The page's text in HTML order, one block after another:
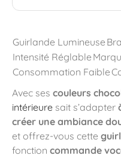
Guirlande Lumineuse
Intensité Réglable
Consommation Faible
Avec ses couleurs
intérieure sait s’adapter
créer une ambiance
et offrez-vous cette
fonction commande